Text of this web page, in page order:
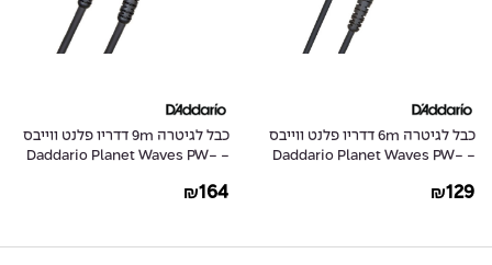
כבל לגיטרה 6m דדריו פלנט ווייבס
- Daddario Planet Waves PW-
₪129
כבל לגיטרה 9m דדריו פלנט ווייבס
- Daddario Planet Waves PW-
₪164